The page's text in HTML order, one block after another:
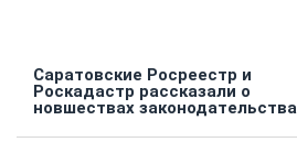
Саратовские Росреестр и
Роскадастр рассказали о
новшествах законодательства